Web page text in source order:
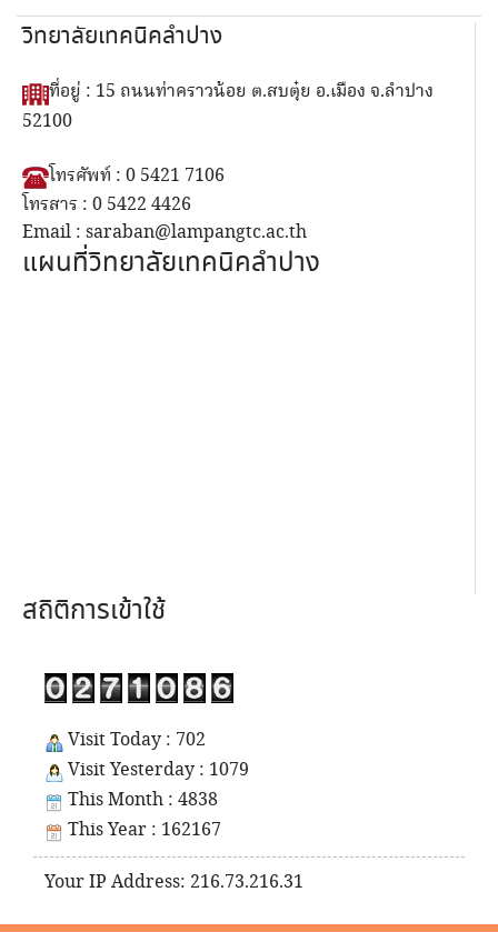
วิทยาลัยเทคนิคลำปาง
ที่อยู่ : 15 ถนนท่าคราวน้อย ต.สบตุ๋ย อ.เมือง จ.ลำปาง
52100
โทรศัพท์ : 0 5421 7106
โทรสาร : 0 5422 4426
Email : saraban@lampangtc.ac.th
แผนที่วิทยาลัยเทคนิคลำปาง
สถิติการเข้าใช้
Visit Today : 702
Visit Yesterday : 1079
This Month : 4838
This Year : 162167
Your IP Address: 216.73.216.31